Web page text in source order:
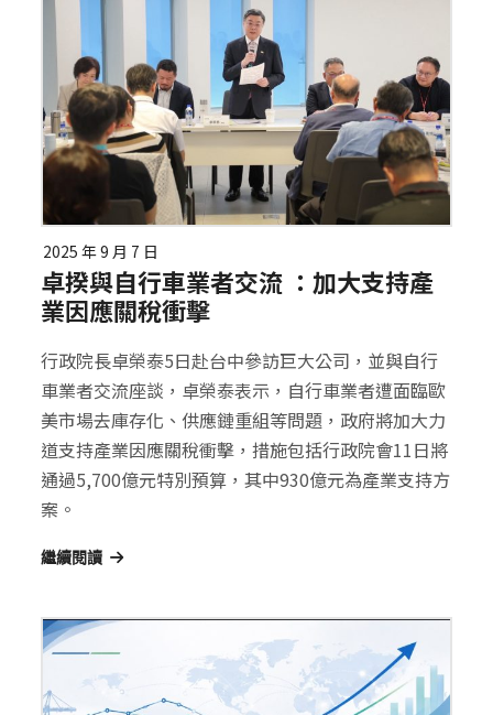
2025 年 9 月 7 日
卓揆與自行車業者交流 ：加大支持產
業因應關稅衝擊
行政院長卓榮泰5日赴台中參訪巨大公司，並與自行
車業者交流座談，卓榮泰表示，自行車業者遭面臨歐
美市場去庫存化、供應鏈重組等問題，政府將加大力
道支持產業因應關稅衝擊，措施包括行政院會11日將
通過5,700億元特別預算，其中930億元為產業支持方
案。
繼續閱讀